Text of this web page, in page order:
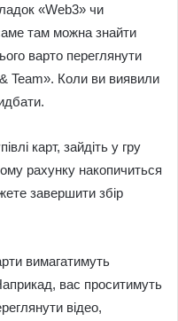
«Web3» чи
там можна знайти
варто переглянути
Team». Коли ви виявили
карт, зайдіть у гру
рахунку накопичиться
завершити збір
вимагатимуть
вас проситимуть
відео,